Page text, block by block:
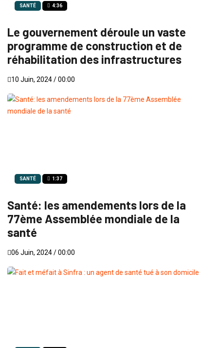
SANTÉ 4:36
Le gouvernement déroule un vaste
programme de construction et de
réhabilitation des infrastructures
10 Juin, 2024 / 00:00
SANTÉ 1:37
Santé: les amendements lors de la
77ème Assemblée mondiale de la
santé
06 Juin, 2024 / 00:00